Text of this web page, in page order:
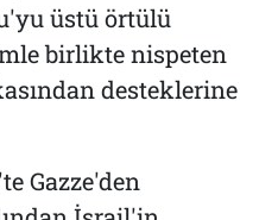
üstü örtülü
birlikte nispeten
desteklerine
Gazze'den